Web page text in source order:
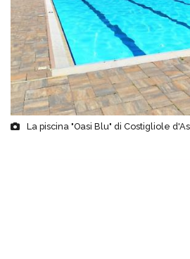
La piscina "Oasi Blu" di Costigliole